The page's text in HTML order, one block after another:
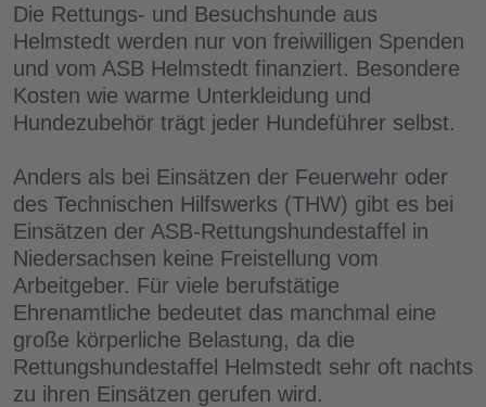
Die Rettungs- und Besuchshunde aus
Helmstedt werden nur von freiwilligen Spenden
und vom ASB Helmstedt finanziert. Besondere
Kosten wie warme Unterkleidung und
Hundezubehör trägt jeder Hundeführer selbst.
Anders als bei Einsätzen der Feuerwehr oder
des Technischen Hilfswerks (THW) gibt es bei
Einsätzen der ASB-Rettungshundestaffel in
Niedersachsen keine Freistellung vom
Arbeitgeber. Für viele berufstätige
Ehrenamtliche bedeutet das manchmal eine
große körperliche Belastung, da die
Rettungshundestaffel Helmstedt sehr oft nachts
zu ihren Einsätzen gerufen wird.